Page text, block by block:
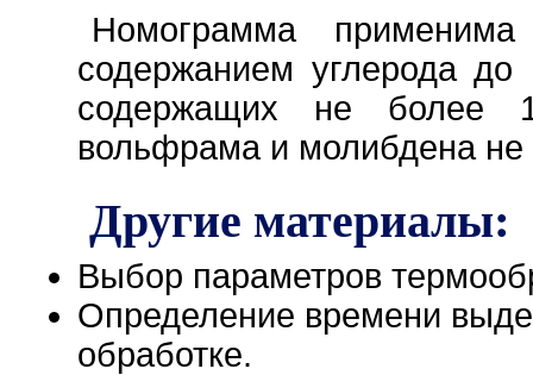
Номограмма
содержанием углерода
содержащих не более
вольфрама и молибдена не
Другие материалы:
Выбор параметров
Определение времени
обработке.